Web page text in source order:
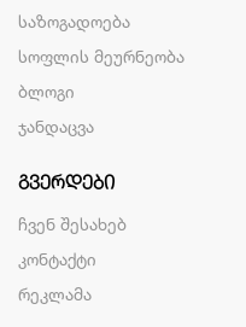
საზოგადოება
სოფლის მეურნეობა
ბლოგი
ჯანდაცვა
ᲒᲕᲔᲠᲓᲔᲑᲘ
ჩვენ შესახებ
კონტაქტი
რეკლამა